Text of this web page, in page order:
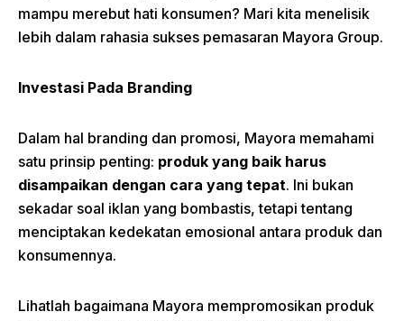
mampu merebut hati konsumen? Mari kita menelisik
lebih dalam rahasia sukses pemasaran Mayora Group.
Investasi Pada Branding
Dalam hal branding dan promosi, Mayora memahami
satu prinsip penting: produk yang baik harus
disampaikan dengan cara yang tepat. Ini bukan
sekadar soal iklan yang bombastis, tetapi tentang
menciptakan kedekatan emosional antara produk dan
konsumennya.
Lihatlah bagaimana Mayora mempromosikan produk